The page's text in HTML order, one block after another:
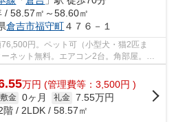
/ 58.57㎡～58.60㎡
倉吉市福守町４７６－１
円。ペット可（小型犬・猫2匹ま
ネット無料。エアコン2台。角部屋。駐
。防犯カ...
万円 (管理費等：3,500円 )
敷金 0ヶ月 礼金 7.55万円
階 / 2LDK / 58.57㎡